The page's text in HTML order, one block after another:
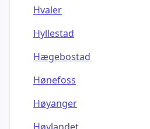
Hvaler
Hyllestad
Hægebostad
Hønefoss
Høyanger